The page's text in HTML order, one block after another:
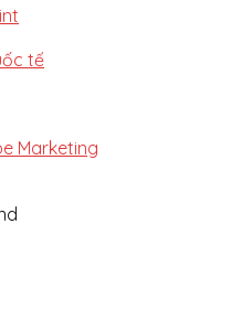
tế
Marketing